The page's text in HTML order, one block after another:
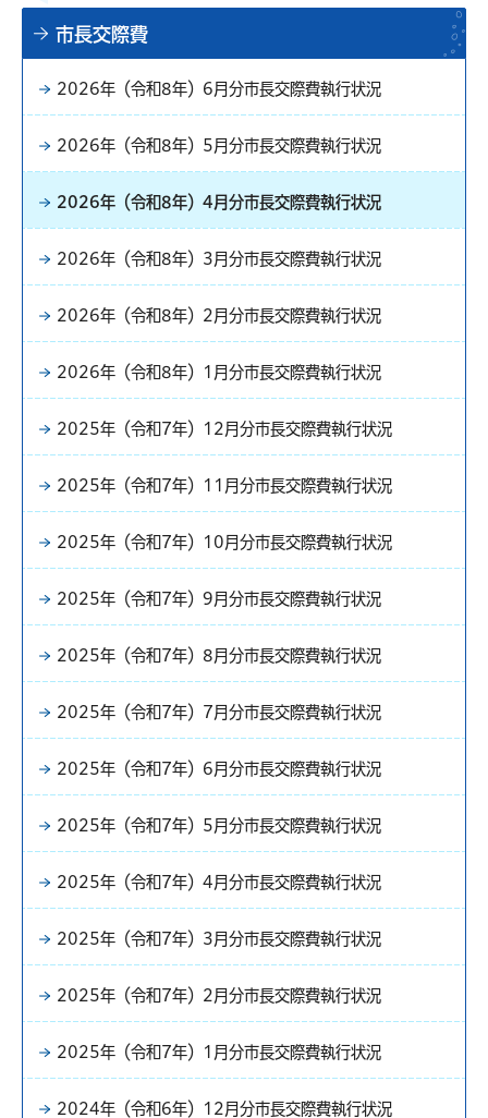
市長交際費
2026年（令和8年）6月分市長交際費執行状況
2026年（令和8年）5月分市長交際費執行状況
2026年（令和8年）4月分市長交際費執行状況
2026年（令和8年）3月分市長交際費執行状況
2026年（令和8年）2月分市長交際費執行状況
2026年（令和8年）1月分市長交際費執行状況
2025年（令和7年）12月分市長交際費執行状況
2025年（令和7年）11月分市長交際費執行状況
2025年（令和7年）10月分市長交際費執行状況
2025年（令和7年）9月分市長交際費執行状況
2025年（令和7年）8月分市長交際費執行状況
2025年（令和7年）7月分市長交際費執行状況
2025年（令和7年）6月分市長交際費執行状況
2025年（令和7年）5月分市長交際費執行状況
2025年（令和7年）4月分市長交際費執行状況
2025年（令和7年）3月分市長交際費執行状況
2025年（令和7年）2月分市長交際費執行状況
2025年（令和7年）1月分市長交際費執行状況
2024年（令和6年）12月分市長交際費執行状況